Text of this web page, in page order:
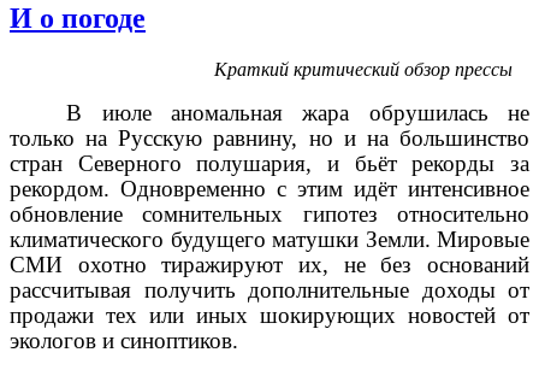
И о погоде
Краткий критический обзор прессы
В июле аномальная жара обрушилась не
только на Русскую равнину, но и на большинство
стран Северного полушария, и бьёт рекорды за
рекордом. Одновременно с этим идёт интенсивное
обновление сомнительных гипотез относительно
климатического будущего матушки Земли. Мировые
СМИ охотно тиражируют их, не без оснований
рассчитывая получить дополнительные доходы от
продажи тех или иных шокирующих новостей от
экологов и синоптиков.